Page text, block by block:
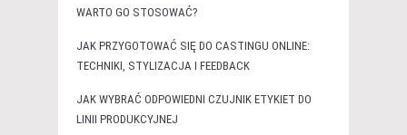
WARTO GO STOSOWAĆ?
JAK PRZYGOTOWAĆ SIĘ DO CASTINGU ONLINE:
TECHNIKI, STYLIZACJA I FEEDBACK
JAK WYBRAĆ ODPOWIEDNI CZUJNIK ETYKIET DO
LINII PRODUKCYJNEJ